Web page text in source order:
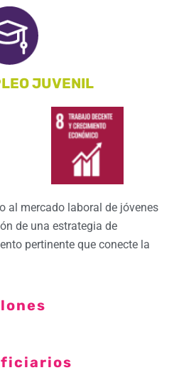
JUVENIL
al mercado laboral de jóvenes
de una estrategia de
pertinente que conecte la